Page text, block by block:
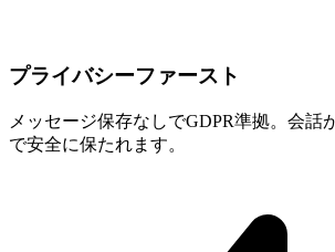
プライバシーファースト
メッセージ保存なしでGDPR準拠。会話
で安全に保たれます。